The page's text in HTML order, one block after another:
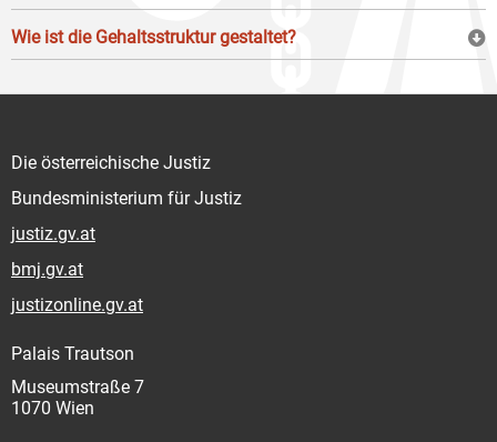
Wie ist die Gehaltsstruktur gestaltet?
Die österreichische Justiz
Bundesministerium für Justiz
justiz.gv.at
bmj.gv.at
justizonline.gv.at
Palais Trautson
Museumstraße 7
1070 Wien